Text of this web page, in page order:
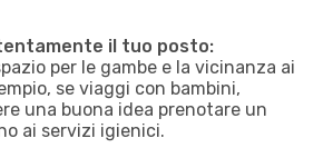
il tuo posto:
per le gambe e la vicinanza ai
se viaggi con bambini,
una buona idea prenotare un
ai servizi igienici.